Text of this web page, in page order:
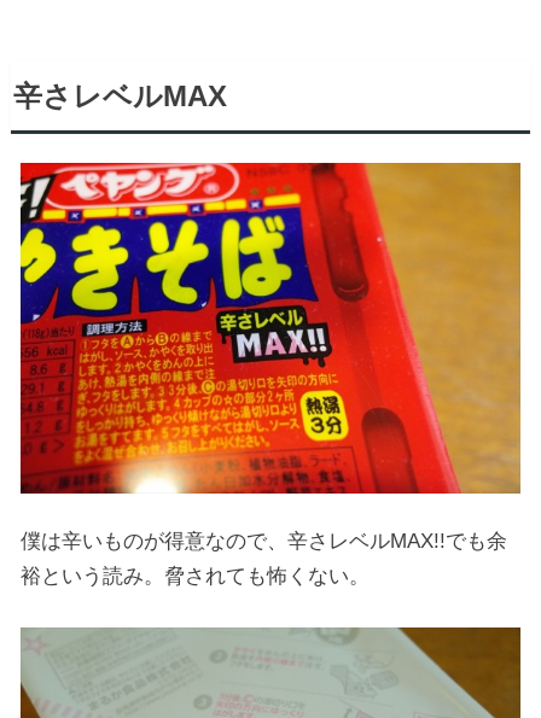
辛さレベルMAX
僕は辛いものが得意なので、辛さレベルMAX!!でも余
裕という読み。脅されても怖くない。